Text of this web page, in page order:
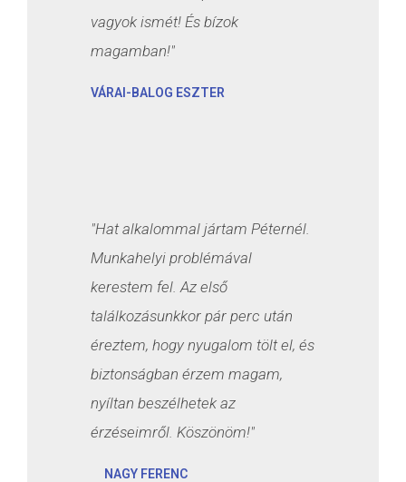
vagyok ismét! És bízok
magamban!"
VÁRAI-BALOG ESZTER
"Hat alkalommal jártam Péternél.
Munkahelyi problémával
kerestem fel. Az első
találkozásunkkor pár perc után
éreztem, hogy nyugalom tölt el, és
biztonságban érzem magam,
nyíltan beszélhetek az
érzéseimről. Köszönöm!"
NAGY FERENC